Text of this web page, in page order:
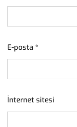
E-posta *
İnternet sitesi